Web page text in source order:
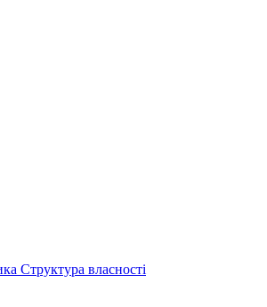
Структура власності